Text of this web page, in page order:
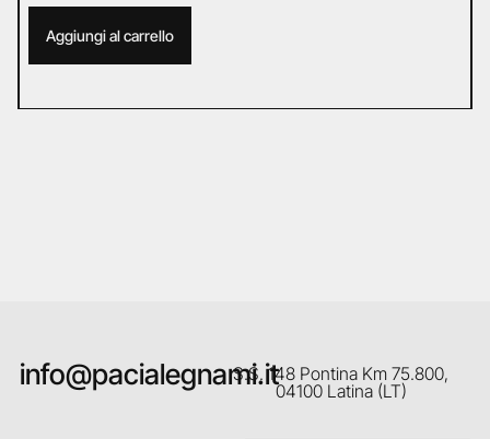
Aggiungi al carrello
info@pacialegnami.itS.S. 148 Pontina Km 75.800,
04100 Latina (LT)